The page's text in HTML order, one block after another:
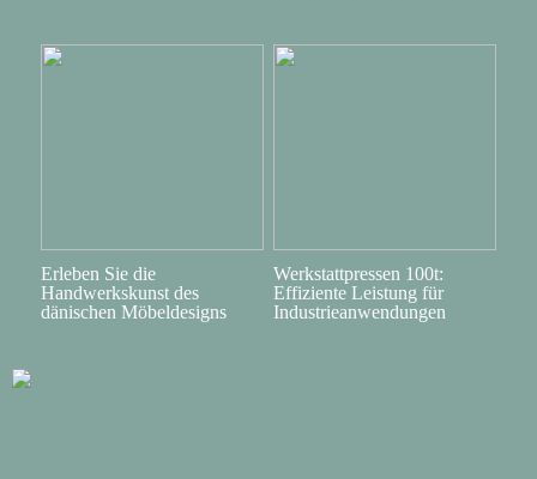
Erleben Sie die
Handwerkskunst des
dänischen Möbeldesigns
Werkstattpressen 100t:
Effiziente Leistung für
Industrieanwendungen